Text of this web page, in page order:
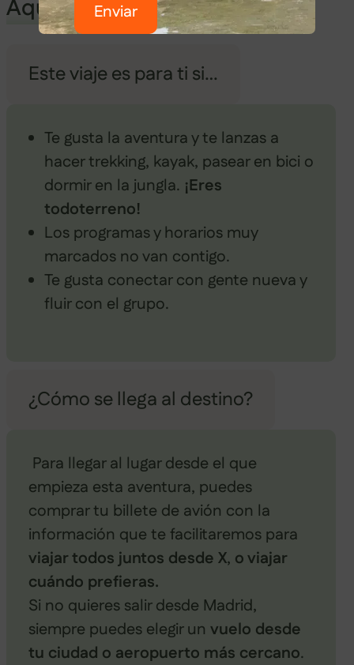
Aquello que te preocupa…
Este viaje es para ti si…
Te gusta la aventura y te lanzas a
hacer trekking, kayak, pasear en bici o
dormir en la jungla. ¡Eres
todoterreno!
Los programas y horarios muy
marcados no van contigo.
Te gusta conectar con gente nueva y
fluir con el grupo.
¿Cómo se llega al destino?
Para llegar al lugar desde el que
empieza esta aventura, puedes
comprar tu billete de avión con la
información que te facilitaremos para
viajar todos juntos desde X, o viajar
cuándo prefieras.
Si no quieres salir desde Madrid,
siempre puedes elegir un vuelo desde
tu ciudad o aeropuerto más cercano.
Enviar